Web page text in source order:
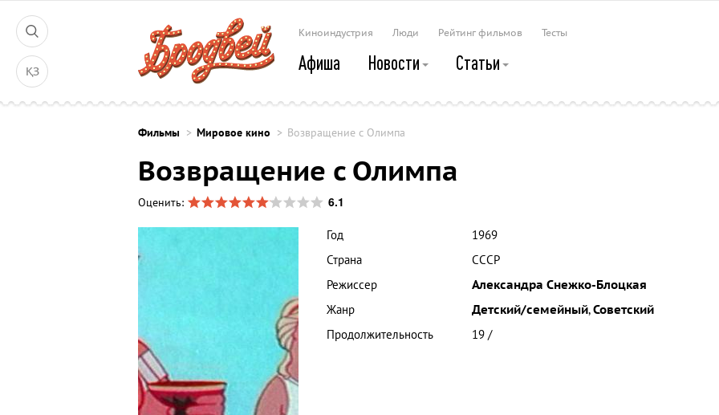
ҚЗ
Киноиндустрия Люди Рейтинг фильмов Тесты
Афиша Новости Статьи
Фильмы Мировое кино Возвращение с Олимпа
Возвращение с Олимпа
Оценить: 6.1
Год
1969
Страна
СССР
Режиссер
Александра Снежко-Блоцкая
Жанр
Детский/семейный,Советский
Продолжительность
19 /